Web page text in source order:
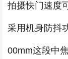
拍摄快门速度
采用机身防抖
00mm这段中